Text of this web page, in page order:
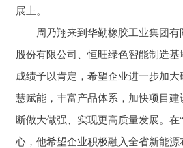
展上。
周乃翔来到华勤橡胶工业集团
股份有限公司、恒旺绿色智能制造
成绩予以肯定，希望企业进一步加
慧赋能，丰富产品体系，加快项目
断做大做强、实现更高质量发展。在
心，他希望企业积极融入全省新能